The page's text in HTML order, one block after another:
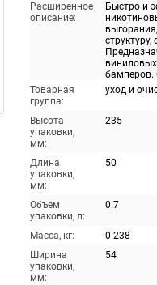
Расширенное
описание:
Быстро и
бамперов.
Товарная
группа:
уход и
Высота
упаковки,
мм:
235
Длина
упаковки,
мм:
50
Объем
упаковки, л:
0.7
Масса, кг:
0.238
Ширина
упаковки,
мм:
54